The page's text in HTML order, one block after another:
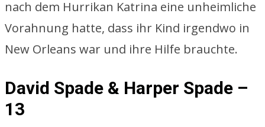
nach dem Hurrikan Katrina eine unheimliche
Vorahnung hatte, dass ihr Kind irgendwo in
New Orleans war und ihre Hilfe brauchte.
David Spade & Harper Spade –
13